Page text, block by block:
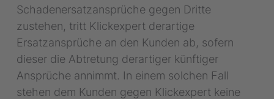
Schadenersatzansprüche gegen Dritte
zustehen, tritt Klickexpert derartige
Ersatzansprüche an den Kunden ab, sofern
dieser die Abtretung derartiger künftiger
Ansprüche annimmt. In einem solchen Fall
stehen dem Kunden gegen Klickexpert keine